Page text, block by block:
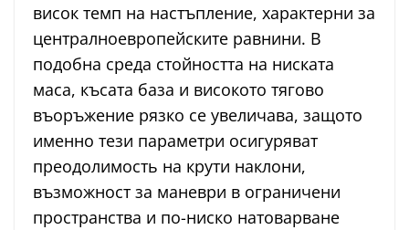
висок темп на настъпление, характерни за
централноевропейските равнини. В
подобна среда стойността на ниската
маса, късата база и високото тягово
въоръжение рязко се увеличава, защото
именно тези параметри осигуряват
преодолимость на крути наклони,
възможност за маневри в ограничени
пространства и по-ниско натоварване